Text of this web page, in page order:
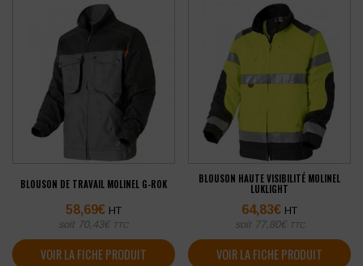
BLOUSON DE TRAVAIL MOLINEL G-ROK
58,69€ HT
soit 70,43€ TTC
VOIR LA FICHE PRODUIT
BLOUSON HAUTE VISIBILITÉ MOLINEL
LUKLIGHT
64,83€ HT
soit 77,80€ TTC
VOIR LA FICHE PRODUIT